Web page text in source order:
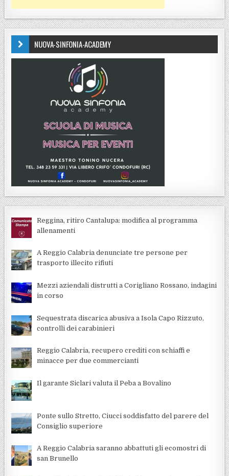
NUOVA-SINFONIA-ACADEMY
Reggina, ritiro Cantalupa: modifica al programma
allenamenti
A Reggio Calabria denunciate tre persone per
trasporto illecito rifiuti
Mezzi aziendali distrutti a Corigliano Rossano, indagini
in corso
Sequestrata discarica abusiva a Isola Capo Rizzuto,
controlli dei carabinieri
Reggio Calabria, recupero crediti con schiaffi e
minacce per due commercianti
Il garante Siclari valuta il Peba a Bovalino
Ponte sullo Stretto, Ciucci soddisfatto del parere del
Consiglio superiore
A Reggio Calabria saranno abbattuti gli ecomostri di
san Brunello